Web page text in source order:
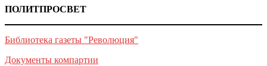
ПОЛИТПРОСВЕТ
Библиотека газеты "Революция"
Документы компартии